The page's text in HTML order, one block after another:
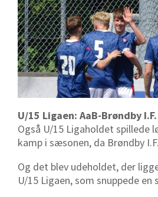
U/15 Ligaen: AaB-Brøndby
Også U/15 Ligaholdet spillede
kamp i sæsonen, da Brøndby
Og det blev udeholdet, der
U/15 Ligaen, som snuppede en